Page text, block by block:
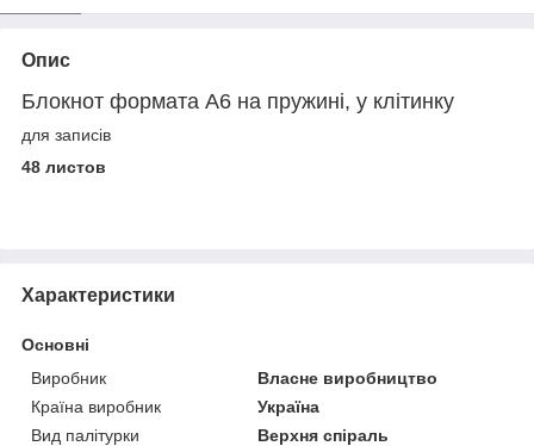
Опис
Блокнот формата А6 на пружині, у клітинку
для записів
48 листов
Характеристики
Основні
Виробник
Власне виробництво
Країна виробник
Україна
Вид палітурки
Верхня спіраль